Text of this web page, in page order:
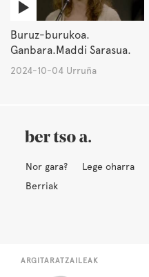
Buruz-burukoa.
Ganbara.Maddi Sarasua.
2024-10-04 Urruña
Nor gara? Lege oharra
Berriak
ARGITARATZAILEAK